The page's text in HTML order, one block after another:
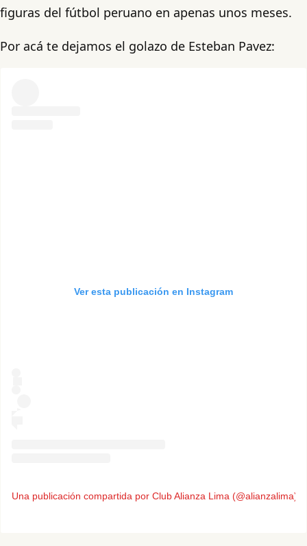
figuras del fútbol peruano en apenas unos meses.
Por acá te dejamos el golazo de Esteban Pavez:
Ver esta publicación en Instagram
Una publicación compartida por Club Alianza Lima (@alianzalima)